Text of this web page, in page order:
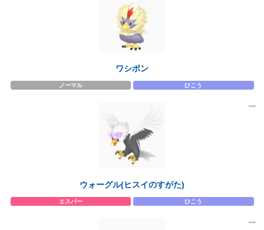
ワシボン
ノーマル ひこう
ウォーグル(ヒスイのすがた)
エスパー ひこう